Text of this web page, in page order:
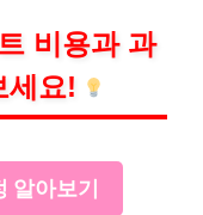
비용과 과
세요!
알아보기